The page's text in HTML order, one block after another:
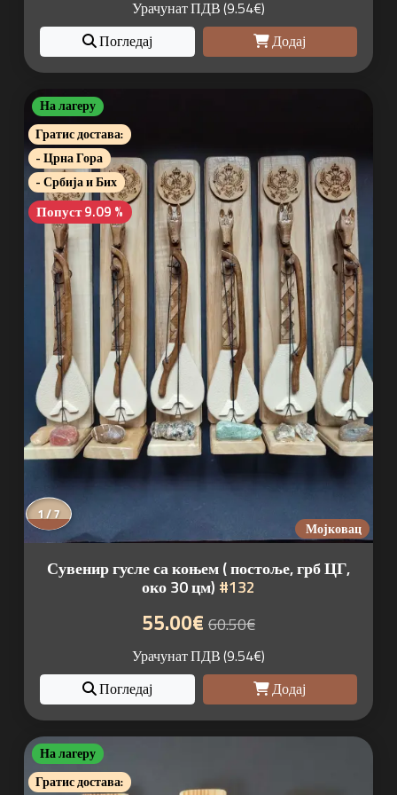
Урачунат ПДВ (9.54€)
Погледај
Додај
На лагеру
Гратис достава:
- Црна Гора
- Србија и Бих
Попуст 9.09 %
Мојковац
1 / 7
Сувенир гусле са коњем ( постоље, грб ЦГ,
око 30 цм) #132
55.00€ 60.50€
Урачунат ПДВ (9.54€)
Погледај
Додај
На лагеру
Гратис достава: